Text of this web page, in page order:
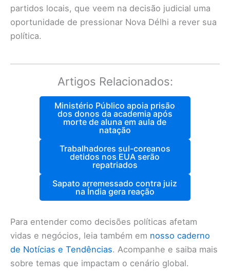
partidos locais, que veem na decisão judicial uma
oportunidade de pressionar Nova Délhi a rever sua
política.
Artigos Relacionados:
Ministério Público apoia prisão
dos donos da academia após
morte de aluna em aula de
natação
Trabalhadores sul-coreanos
detidos nos EUA serão
repatriados
Sapato arremessado contra juiz
na Índia gera reação
Para entender como decisões políticas afetam
vidas e negócios, leia também em nosso caderno
de Notícias e Tendências. Acompanhe e saiba mais
sobre temas que impactam o cenário global.